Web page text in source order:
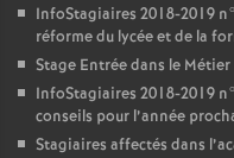
InfoStagiaires 2018-2019
réforme du lycée et de la
Stage Entrée dans le
InfoStagiaires 2018-2019
conseils pour l’année
Stagiaires affectés dans